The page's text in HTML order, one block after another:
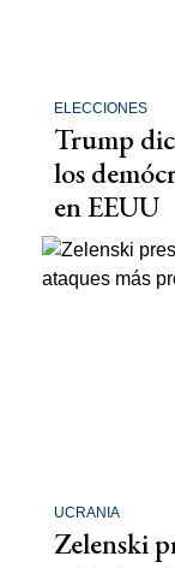
ELECCIONES
Trump
los
en EEUU
UCRANIA
Zelenski